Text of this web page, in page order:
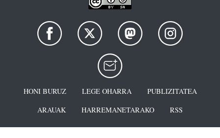
HONI BURUZ LEGE OHARRA
PUBLIZITATEA
ARAUAK
HARREMANETARAKO RSS